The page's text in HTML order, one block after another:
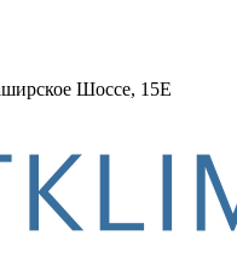
Шоссе, 15Е